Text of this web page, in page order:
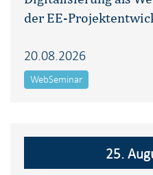
der EE-
20.08.2026
WebSeminar
25.